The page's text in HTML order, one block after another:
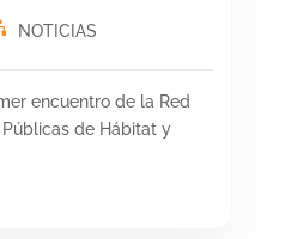
NOTICIAS
encuentro de la Red
de Hábitat y